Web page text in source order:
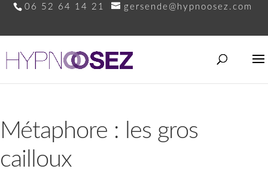
06 52 64 14 21 gersende@hypnoosez.com
Métaphore : les gros
cailloux